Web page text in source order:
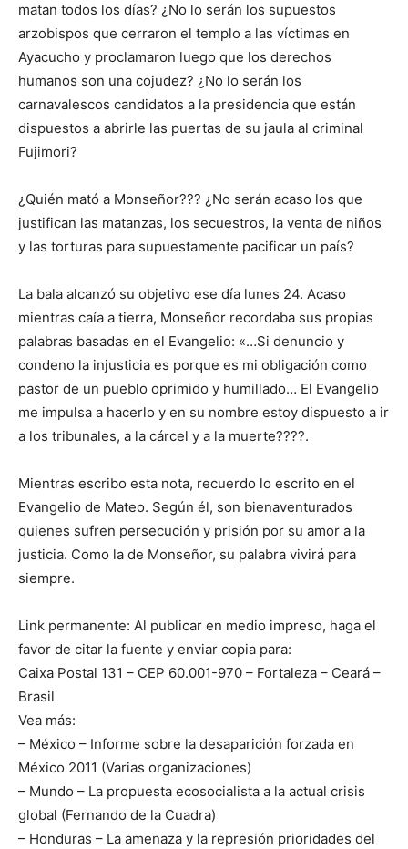
matan todos los días? ¿No lo serán los supuestos
arzobispos que cerraron el templo a las víctimas en
Ayacucho y proclamaron luego que los derechos
humanos son una cojudez? ¿No lo serán los
carnavalescos candidatos a la presidencia que están
dispuestos a abrirle las puertas de su jaula al criminal
Fujimori?
¿Quién mató a Monseñor??? ¿No serán acaso los que
justifican las matanzas, los secuestros, la venta de niños
y las torturas para supuestamente pacificar un país?
La bala alcanzó su objetivo ese día lunes 24. Acaso
mientras caía a tierra, Monseñor recordaba sus propias
palabras basadas en el Evangelio: «…Si denuncio y
condeno la injusticia es porque es mi obligación como
pastor de un pueblo oprimido y humillado… El Evangelio
me impulsa a hacerlo y en su nombre estoy dispuesto a ir
a los tribunales, a la cárcel y a la muerte????.
Mientras escribo esta nota, recuerdo lo escrito en el
Evangelio de Mateo. Según él, son bienaventurados
quienes sufren persecución y prisión por su amor a la
justicia. Como la de Monseñor, su palabra vivirá para
siempre.
Link permanente: Al publicar en medio impreso, haga el
favor de citar la fuente y enviar copia para:
Caixa Postal 131 – CEP 60.001-970 – Fortaleza – Ceará –
Brasil
Vea más:
– México – Informe sobre la desaparición forzada en
México 2011 (Varias organizaciones)
– Mundo – La propuesta ecosocialista a la actual crisis
global (Fernando de la Cuadra)
– Honduras – La amenaza y la represión prioridades del